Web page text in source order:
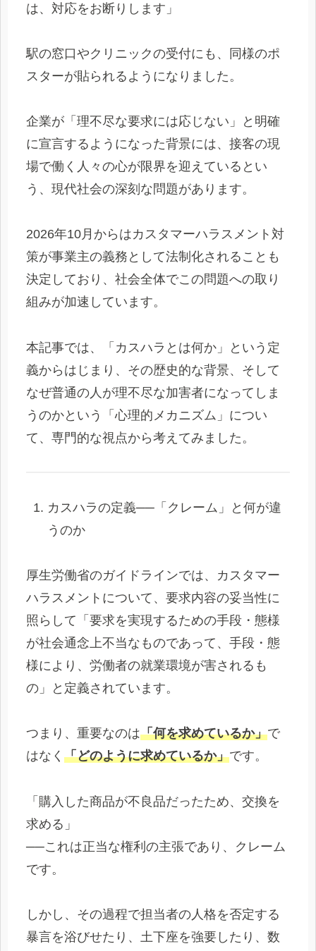
は、対応をお断りします」
駅の窓口やクリニックの受付にも、同様のポ
スターが貼られるようになりました。
企業が「理不尽な要求には応じない」と明確
に宣言するようになった背景には、接客の現
場で働く人々の心が限界を迎えているとい
う、現代社会の深刻な問題があります。
2026年10月からはカスタマーハラスメント対
策が事業主の義務として法制化されることも
決定しており、社会全体でこの問題への取り
組みが加速しています。
本記事では、「カスハラとは何か」という定
義からはじまり、その歴史的な背景、そして
なぜ普通の人が理不尽な加害者になってしま
うのかという「心理的メカニズム」につい
て、専門的な視点から考えてみました。
カスハラの定義──「クレーム」と何が違
うのか
厚生労働省のガイドラインでは、カスタマー
ハラスメントについて、要求内容の妥当性に
照らして「要求を実現するための手段・態様
が社会通念上不当なものであって、手段・態
様により、労働者の就業環境が害されるも
の」と定義されています。
つまり、重要なのは「何を求めているか」で
はなく 「どのように求めているか」です。
「購入した商品が不良品だったため、交換を
求める」
──これは正当な権利の主張であり、クレーム
です。
しかし、その過程で担当者の人格を否定する
暴言を浴びせたり、土下座を強要したり、数